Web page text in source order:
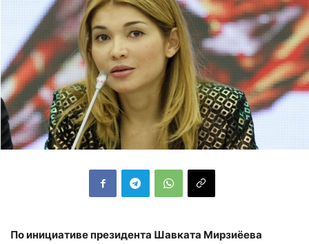
По инициативе президента Шавката Мирзиёева